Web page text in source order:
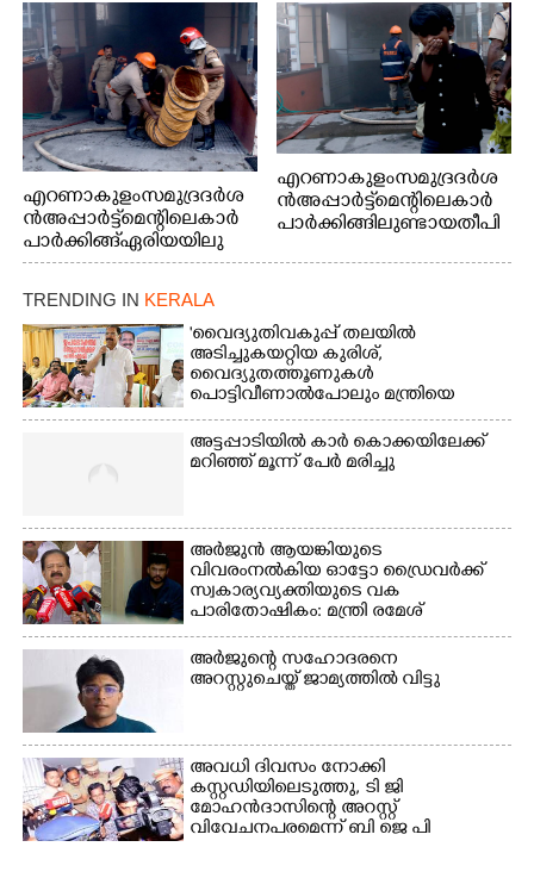
എറണാകുളം സമുദ്ര ദർശ
ൻ അപ്പാർട്ട്മെന്റിലെ കാർ
പാർക്കിങ്ങ് ഏരിയയിലു
ണ്ടായ തീപിടിത്തം അണ
യ്ക്കാൻ ശ്രമിക്കുന്ന ഫയർ
ഫോഴ്സ് ഉദ്യോഗസ്ഥർ
എറണാകുളം സമുദ്ര ദർശ
ൻ അപ്പാർട്ട്മെന്റിലെ കാർ
പാർക്കിങ്ങിലുണ്ടായ തീപി
കാരണം സമീപത്ത് കൂടി
TRENDING IN KERALA
'വൈദ്യുതിവകുപ്പ് തലയിൽ
അടിച്ചുകയറ്റിയ കുരിശ്‌,
വൈദ്യുതത്തൂണുകൾ
പൊട്ടിവീണാൽപോലും മന്ത്രിയെ
വിളിക്കുന്ന കാലമാണിത്'
അട്ടപ്പാടിയിൽ കാർ കൊക്കയിലേക്ക്
മറിഞ്ഞ് മൂന്ന് പേർ മരിച്ചു
അർജുൻ ആയങ്കിയുടെ
വിവരംനൽകിയ ഓട്ടോ ഡ്രൈവർക്ക്
സ്വകാര്യവ്യക്തിയുടെ വക
പാരിതോഷികം: മന്ത്രി രമേശ്
ചെന്നിത്തല
അർജുന്റെ സഹോദരനെ
അറസ്റ്റുചെയ്ത് ജാമ്യത്തിൽ വിട്ടു
അവധി ദിവസം നോക്കി
കസ്റ്റഡിയിലെടുത്തു,​ ടി ജി
മോഹൻദാസിന്റെ അറസ്റ്റ്
വിവേചനപരമെന്ന് ബി ജെ പി